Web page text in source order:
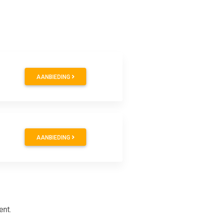
AANBIEDING
AANBIEDING